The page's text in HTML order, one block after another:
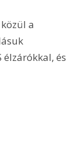
a
élzárókkal, és